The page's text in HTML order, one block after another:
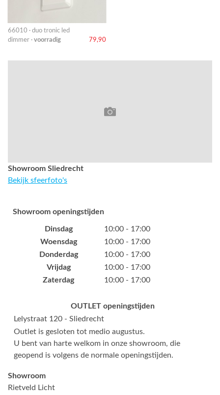
66010 · duo tronic led
dimmer · voorradig 79,90
Showroom Sliedrecht
Bekijk sfeerfoto's
Showroom openingstijden
Dinsdag
10:00 - 17:00
Woensdag
10:00 - 17:00
Donderdag
10:00 - 17:00
Vrijdag
10:00 - 17:00
Zaterdag
10:00 - 17:00
OUTLET openingstijden
Lelystraat 120 - Sliedrecht
Outlet is gesloten tot medio augustus.
U bent van harte welkom in onze showroom, die
geopend is volgens de normale openingstijden.
Showroom
Rietveld Licht